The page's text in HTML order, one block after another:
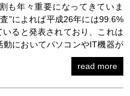
も年々重要になってきていま
”によれば平成26年には99.6%
ると発表されており、これは
においてパソコンやIT機器が
read more